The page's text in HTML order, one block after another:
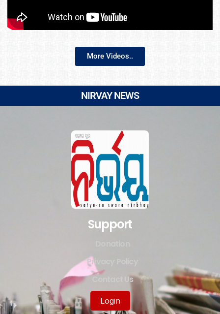
More Videos..
NIRVAY NEWS
Support
Privacy Policy
Contact Us
Login